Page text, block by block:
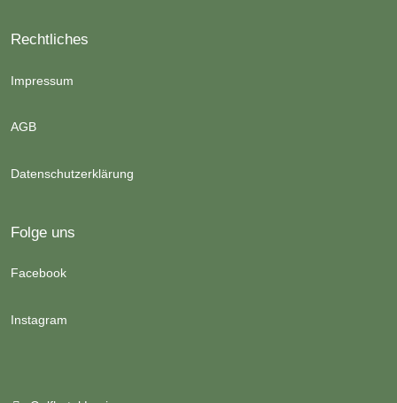
Rechtliches
Impressum
AGB
Datenschutzerklärung
Folge uns
Facebook
Instagram